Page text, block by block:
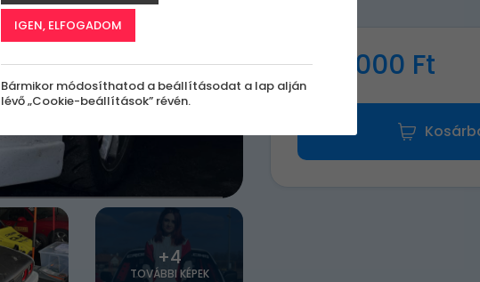
+4
TOVÁBBI KÉPEK
430 000 Ft
IGEN, ELFOGADOM
Bármikor módosíthatod a beállításodat a lap alján
lévő „Cookie-beállítások” révén.